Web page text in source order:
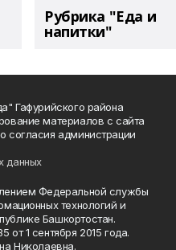
Рубрика "Еда и
напитки"
Гафурийского района
материалов с сайта
согласия администрации
данных
Федеральной службы
технологий и
Башкортостан.
1 сентября 2015 года.
Николаевна.